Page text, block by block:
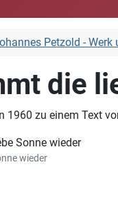
Petzold - Werk
die
1960 zu einem Text
wieder